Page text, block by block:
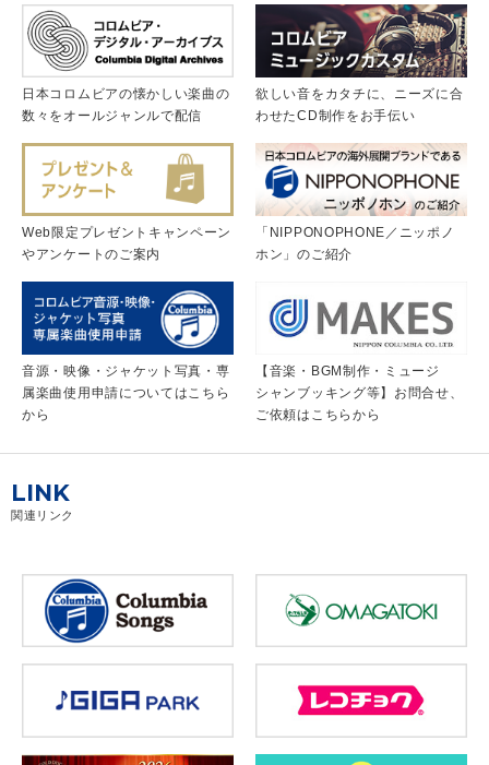
日本コロムビアの懐かしい楽曲の
数々をオールジャンルで配信
欲しい音をカタチに、ニーズに合
わせたCD制作をお手伝い
Web限定プレゼントキャンペーン
やアンケートのご案内
「NIPPONOPHONE／ニッポノ
ホン」のご紹介
音源・映像・ジャケット写真・専
属楽曲使用申請についてはこちら
から
【音楽・BGM制作・ミュージ
シャンブッキング等】お問合せ、
ご依頼はこちらから
LINK
関連リンク